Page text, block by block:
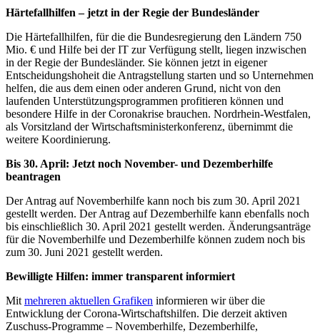
Härtefallhilfen – jetzt in der Regie der Bundesländer
Die Härtefallhilfen, für die die Bundesregierung den Ländern 750
Mio. € und Hilfe bei der IT zur Verfügung stellt, liegen inzwischen
in der Regie der Bundesländer. Sie können jetzt in eigener
Entscheidungshoheit die Antragstellung starten und so Unternehmen
helfen, die aus dem einen oder anderen Grund, nicht von den
laufenden Unterstützungsprogrammen profitieren können und
besondere Hilfe in der Coronakrise brauchen. Nordrhein-Westfalen,
als Vorsitzland der Wirtschaftsministerkonferenz, übernimmt die
weitere Koordinierung.
Bis 30. April: Jetzt noch November- und Dezemberhilfe
beantragen
Der Antrag auf Novemberhilfe kann noch bis zum 30. April 2021
gestellt werden. Der Antrag auf Dezemberhilfe kann ebenfalls noch
bis einschließlich 30. April 2021 gestellt werden. Änderungsanträge
für die Novemberhilfe und Dezemberhilfe können zudem noch bis
zum 30. Juni 2021 gestellt werden.
Bewilligte Hilfen: immer transparent informiert
Mit mehreren aktuellen Grafiken informieren wir über die
Entwicklung der Corona-Wirtschaftshilfen. Die derzeit aktiven
Zuschuss-Programme – Novemberhilfe, Dezemberhilfe,